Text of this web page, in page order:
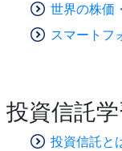
世界の株価
スマートフ
投資信託
投資信託と